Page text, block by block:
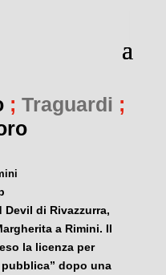
; Traguardi ;
di Rivazzurra,
a Rimini. Il
la licenza per
dopo una